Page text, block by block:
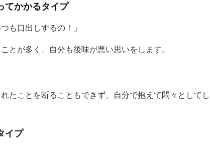
てかかるタイプ
も口出しするの！」
とが多く、自分も後味が悪い思いをします。
たことを断ることもできず、自分で抱えて悶々としてし
イプ